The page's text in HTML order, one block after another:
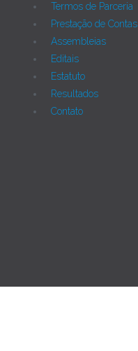
Termos de Parceria
Prestação de Contas
Assembleias
Editais
Estatuto
Resultados
Contato